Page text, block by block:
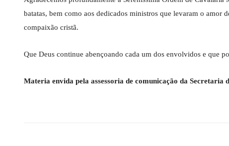
batatas, bem como aos dedicados ministros que levaram o
compaixão cristã.
Que Deus continue abençoando cada um dos envolvidos e que
Materia envida pela assessoria de comunicação da